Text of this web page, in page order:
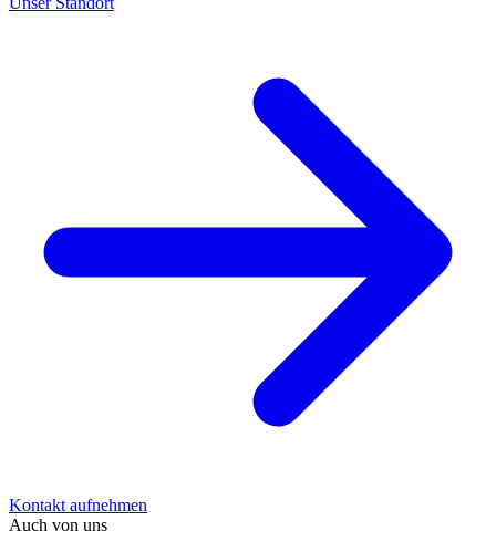
Kontakt aufnehmen
Auch von uns